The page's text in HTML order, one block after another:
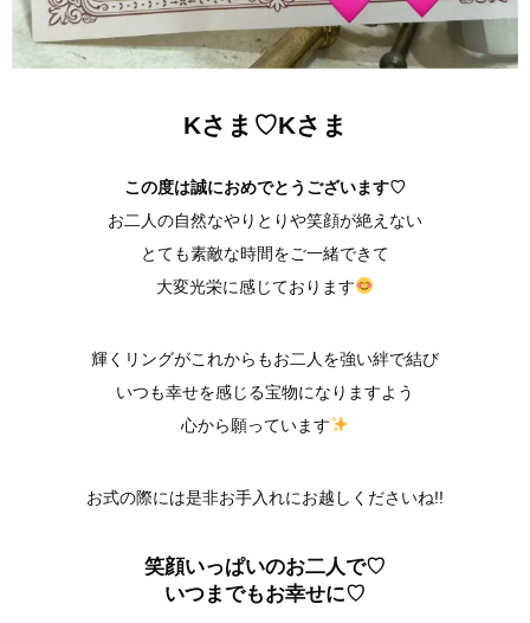
Kさま♡Kさま
この度は誠におめでとうございます♡
お二人の自然なやりとりや笑顔が絶えない
とても素敵な時間をご一緒できて
大変光栄に感じております
輝くリングがこれからもお二人を強い絆で結び
いつも幸せを感じる宝物になりますよう
心から願っています
お式の際には是非お手入れにお越しくださいね!!
笑顔いっぱいのお二人で♡
いつまでもお幸せに♡